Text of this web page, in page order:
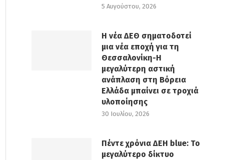
5 Αυγούστου, 2026
Η νέα ΔΕΘ σηματοδοτεί
μια νέα εποχή για τη
Θεσσαλονίκη-Η
μεγαλύτερη αστική
ανάπλαση στη Βόρεια
Ελλάδα μπαίνει σε τροχιά
υλοποίησης
30 Ιουλίου, 2026
Πέντε χρόνια ΔΕΗ blue: Το
μεγαλύτερο δίκτυο